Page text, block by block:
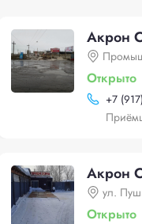
Акрон
Открыто
+7
Акрон
ул.
Открыто